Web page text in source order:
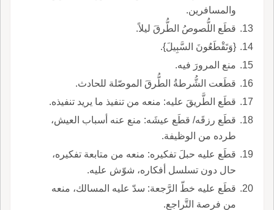
والمسافرين.
قطَع اللُّصوصُ الطُّرقَ ليلاً.
{وَتَقْطَعُونَ السَّبِيلَ}.
منع المرورَ فيه.
قطَعت الشُّرطةُ الطُّرقَ الموصّلة للحادث.
قطَع الطَّريقَ عليه: منعه من تنفيذ ما يريد تنفيذه.
قطَع رزقَه/ قطَع عيشَه: منع عنه أسباب العيش،
طرده من الوظيفة.
قطَع عليه حبلَ تفكيره: منعه من متابعة تفكيره،
حال دون تسلسل أفكاره، شوّش عليه.
قطَع عليه خطّ الرَّجعة: سدّ عليه المسالك، منعه
من فرصة التَّراجع.